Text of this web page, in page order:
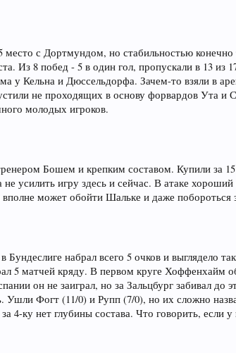
место с Дортмундом, но стабильностью
Из 8 побед - 5 в один гол, пропускали в 13
у Кельна и Дюссельдорфа. Зачем-то взяли в
не проходящих в основу форвардов Ута
молодых игроков.
Бошем и крепким составом. Купили за 15
не усилить игру здесь и сейчас. В атаке
может обойти Шальке и даже побороться
набрал всего 5 очков и выглядело
5 матчей кряду. В первом круге
он не заиграл, но за Зальцбург забивал до
Ушли Фогт (11/0) и Рупп (7/0), но их сложно
4-ку нет глубины состава. Что говорить, если